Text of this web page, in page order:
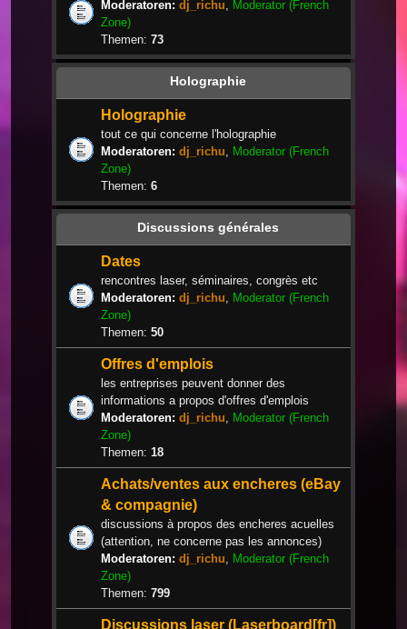
Moderatoren: dj_richu
Moderator (French
Zone)
Themen: 73
Holographie
Holographie
tout ce qui concerne l'holographie
Moderatoren: dj_richu
Moderator (French
Zone)
Themen: 6
Discussions générales
Dates
rencontres laser, séminaires, congrès etc
Moderatoren: dj_richu
Moderator (French
Zone)
Themen: 50
Offres d'emplois
les entreprises peuvent donner des
informations a propos d'offres d'emplois
Moderatoren: dj_richu
Moderator (French
Zone)
Themen: 18
Achats/ventes aux encheres (eBay
& compagnie)
discussions à propos des encheres acuelles
(attention, ne concerne pas les annonces)
Moderatoren: dj_richu
Moderator (French
Zone)
Themen: 799
Discussions laser (Laserboard[fr])